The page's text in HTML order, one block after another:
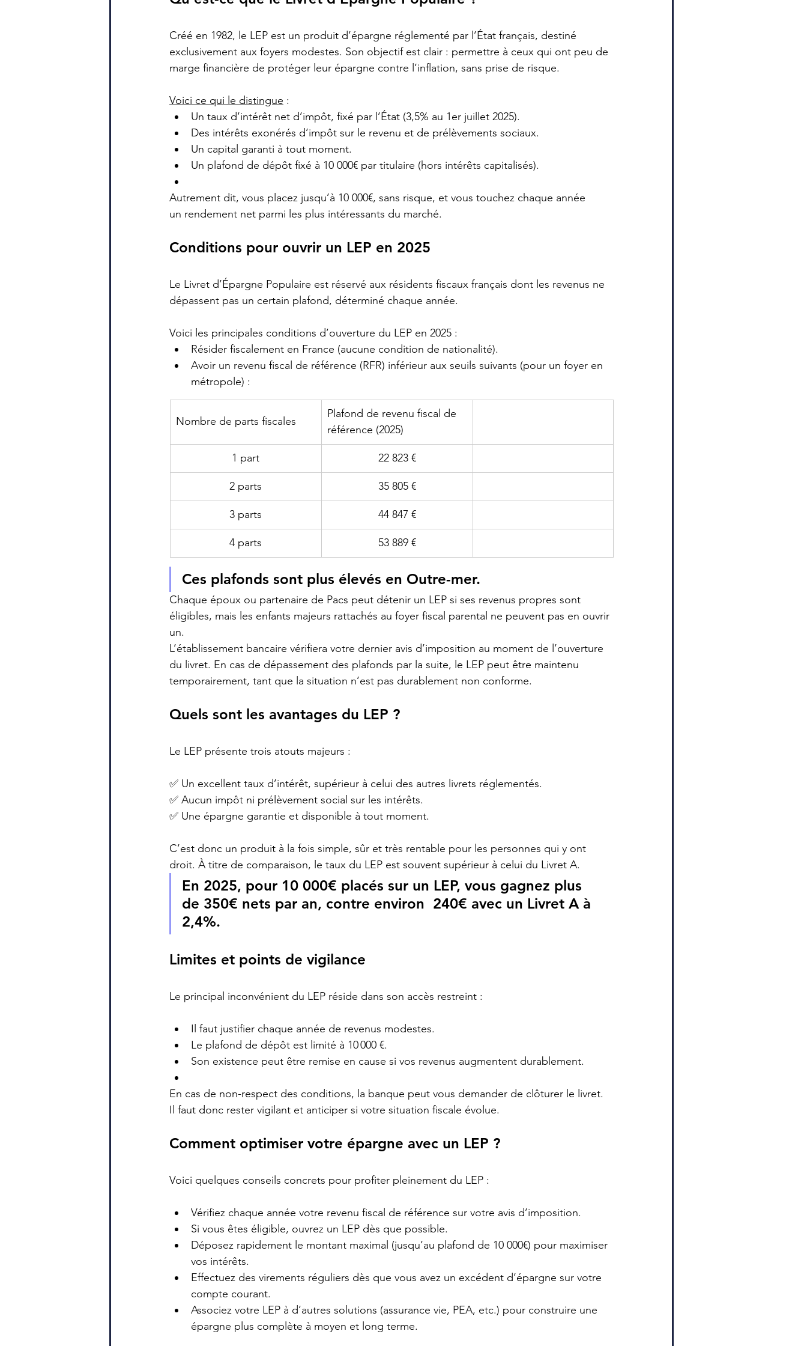
Créé en 1982, le LEP est un produit d’épargne réglementé par l’État français, destiné
exclusivement aux foyers modestes. Son objectif est clair : permettre à ceux qui ont peu de
marge financière de protéger leur épargne contre l’inflation, sans prise de risque.
Voici ce qui le distingue :
Un taux d’intérêt net d’impôt, fixé par l’État (3,5% au 1er juillet 2025).
Des intérêts exonérés d’impôt sur le revenu et de prélèvements sociaux.
Un capital garanti à tout moment.
Un plafond de dépôt fixé à 10 000€ par titulaire (hors intérêts capitalisés).
Autrement dit, vous placez jusqu’à 10 000€, sans risque, et vous touchez chaque année
un rendement net parmi les plus intéressants du marché.
Conditions pour ouvrir un LEP en 2025
Le Livret d’Épargne Populaire est réservé aux résidents fiscaux français dont les revenus ne
dépassent pas un certain plafond, déterminé chaque année.
Voici les principales conditions d’ouverture du LEP en 2025 :
Résider fiscalement en France (aucune condition de nationalité).
Avoir un revenu fiscal de référence (RFR) inférieur aux seuils suivants (pour un foyer en
métropole) :
Nombre de parts fiscales
Plafond de revenu fiscal de
référence (2025)
1 part 22 823 €
2 parts 35 805 €
3 parts 44 847 €
4 parts 53 889 €
Ces plafonds sont plus élevés en Outre-mer.
Chaque époux ou partenaire de Pacs peut détenir un LEP si ses revenus propres sont
éligibles, mais les enfants majeurs rattachés au foyer fiscal parental ne peuvent pas en ouvrir
un.
L’établissement bancaire vérifiera votre dernier avis d’imposition au moment de l’ouverture
du livret. En cas de dépassement des plafonds par la suite, le LEP peut être maintenu
temporairement, tant que la situation n’est pas durablement non conforme.
Quels sont les avantages du LEP ?
Le LEP présente trois atouts majeurs :
✅ Un excellent taux d’intérêt, supérieur à celui des autres livrets réglementés.
✅ Aucun impôt ni prélèvement social sur les intérêts.
✅ Une épargne garantie et disponible à tout moment.
C’est donc un produit à la fois simple, sûr et très rentable pour les personnes qui y ont
droit. À titre de comparaison, le taux du LEP est souvent supérieur à celui du Livret A.
En 2025, pour 10 000€ placés sur un LEP, vous gagnez plus
de 350€ nets par an, contre environ  240€ avec un Livret A à
2,4%.
Limites et points de vigilance
Le principal inconvénient du LEP réside dans son accès restreint :
Il faut justifier chaque année de revenus modestes.
Le plafond de dépôt est limité à 10 000 €.
Son existence peut être remise en cause si vos revenus augmentent durablement.
En cas de non-respect des conditions, la banque peut vous demander de clôturer le livret.
Il faut donc rester vigilant et anticiper si votre situation fiscale évolue.
Comment optimiser votre épargne avec un LEP ?
Voici quelques conseils concrets pour profiter pleinement du LEP :
Vérifiez chaque année votre revenu fiscal de référence sur votre avis d’imposition.
Si vous êtes éligible, ouvrez un LEP dès que possible.
Déposez rapidement le montant maximal (jusqu’au plafond de 10 000€) pour maximiser
vos intérêts.
Effectuez des virements réguliers dès que vous avez un excédent d’épargne sur votre
compte courant.
Associez votre LEP à d’autres solutions (assurance vie, PEA, etc.) pour construire une
épargne plus complète à moyen et long terme.